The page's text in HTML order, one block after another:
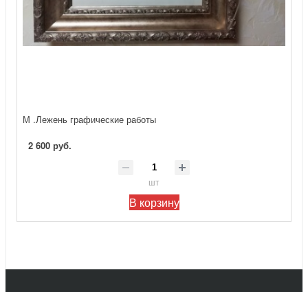
М .Лежень графические работы
2 600 руб.
шт
В корзину